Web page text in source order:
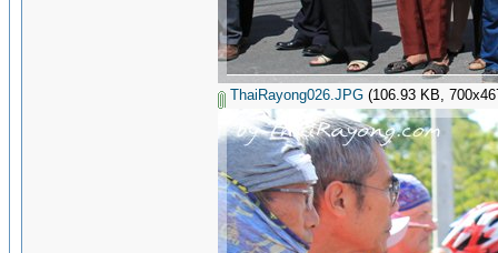
ThaiRayong026.JPG (106.93 KB,